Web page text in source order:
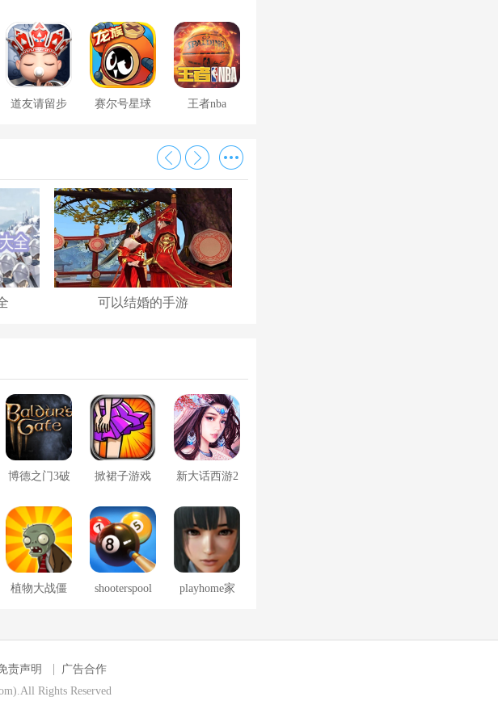
道友请留步 赛尔号星球 王者nba
可以结婚的手游
博德之门3破 掀裙子游戏 新大话西游2
植物大战僵 shooterspool playhome家
责声明
广告合作
Rights Reserved